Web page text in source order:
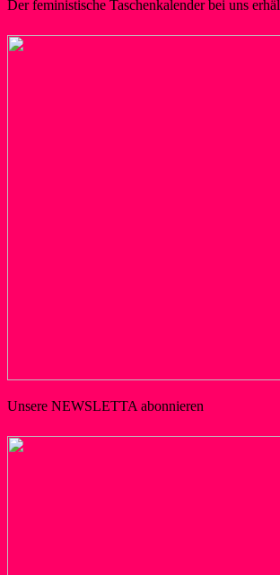
Der feministische Taschenkalender bei uns
Unsere NEWSLETTA abonnieren